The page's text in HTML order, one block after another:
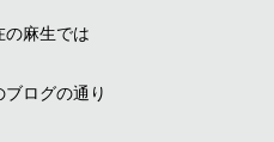
の麻生では
ログの通り